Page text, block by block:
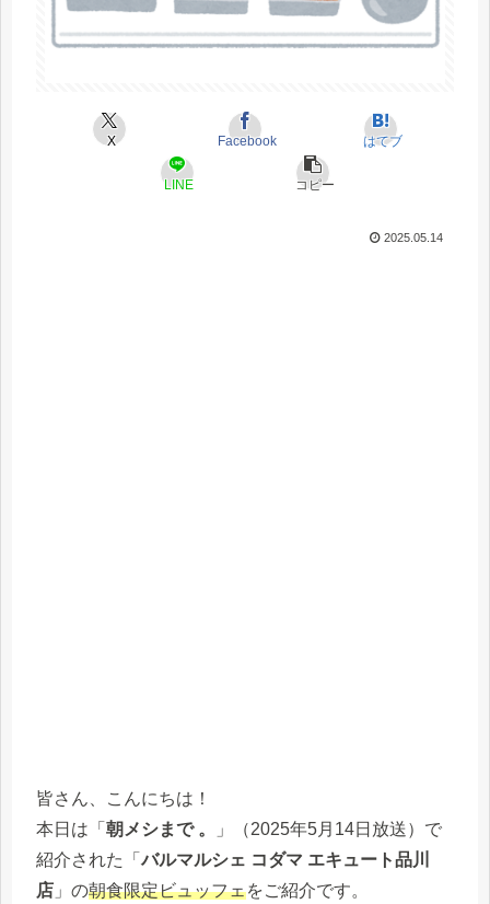
X Facebook はてブ
LINE コピー
2025.05.14
皆さん、こんにちは！
本日は「 朝メシまで 。
」（2025年5月14日放送）で
紹介された「バルマルシェ コダマ エキュート品川
店 」の朝食限定ビュッフェをご紹介です。